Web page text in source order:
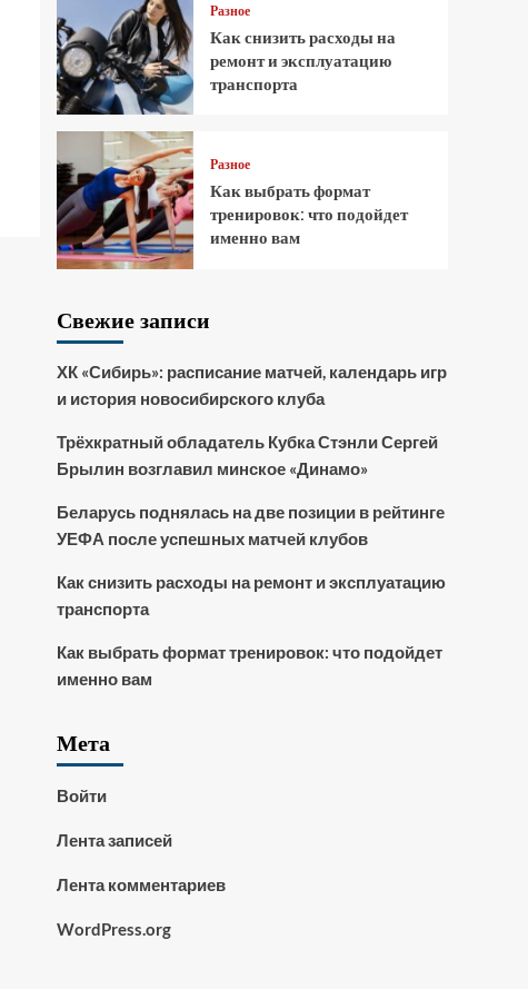
Разное
Как снизить расходы на
ремонт и эксплуатацию
транспорта
Разное
Как выбрать формат
тренировок: что подойдет
именно вам
Свежие записи
ХК «Сибирь»: расписание матчей, календарь игр
и история новосибирского клуба
Трёхкратный обладатель Кубка Стэнли Сергей
Брылин возглавил минское «Динамо»
Беларусь поднялась на две позиции в рейтинге
УЕФА после успешных матчей клубов
Как снизить расходы на ремонт и эксплуатацию
транспорта
Как выбрать формат тренировок: что подойдет
именно вам
Мета
Войти
Лента записей
Лента комментариев
WordPress.org